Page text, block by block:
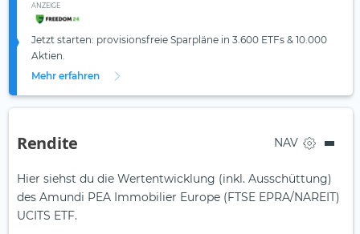
ANZEIGE
Jetzt starten: provisionsfreie Sparpläne in 3.600 ETFs & 10.000
Aktien.
Mehr erfahren
Rendite NAV
Hier siehst du die Wertentwicklung (inkl. Ausschüttung)
des Amundi PEA Immobilier Europe (FTSE EPRA/NAREIT)
UCITS ETF.